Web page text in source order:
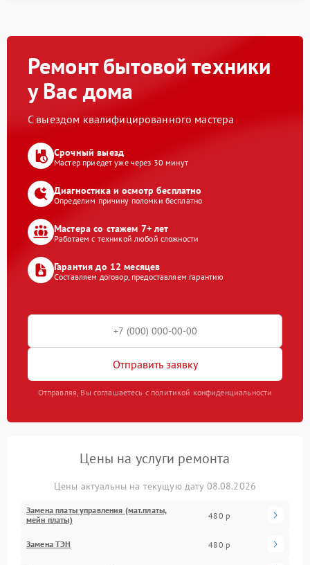
Ремонт бытовой техники
у Вас дома
С выездом квалифицированного мастера
Срочный выезд
Мастер приедет уже через 30 минут
Диагностика и осмотр бесплатно
Определим причину поломки бесплатно
Мастера со стажем 7+ лет
Работаем с техникой любой сложности
Гарантия до 12 месяцев
Составляем договор, предоставляем гарантию
Отправить заявку
Отправляя, Вы соглашаетесь с политикой конфиденциальности
Цены на услуги ремонта
Цены актуальны на текущую дату 08.08.2026
Замена платы управления (мат.платы,
мейн платы)
480 р
Замена ТЭН 480 р